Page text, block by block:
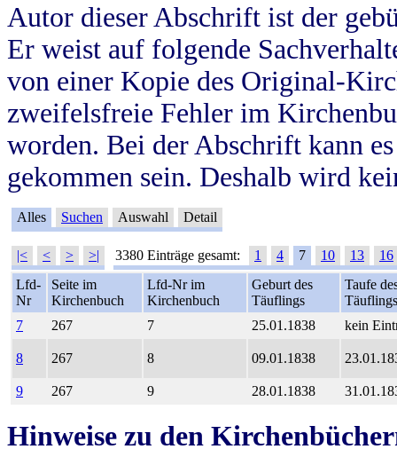
Autor dieser Abschrift ist der
Er weist auf folgende
von einer Kopie des Original-
zweifelsfreie Fehler im
worden. Bei der Abschrift kann
gekommen sein. Deshalb wird
Alles Suchen Auswahl Detail
|< < > >| 3380 Einträge gesamt: 1 4 7 10 13
16
Lfd-
Nr
Seite im
Kirchenbuch
Lfd-Nr im
Kirchenbuch
Geburt des
Täuflings
Taufe
Täuflings
7
267 7 25.01.1838 kein
8 267 8 09.01.1838
9 267 9 28.01.1838
Hinweise zu den